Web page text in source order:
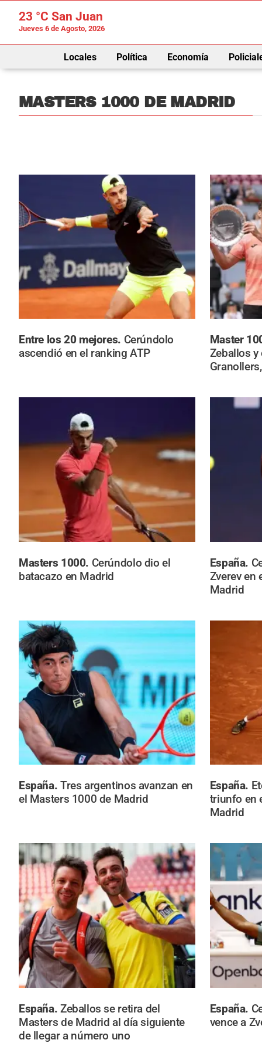
23 °C San Juan
Jueves 6 de Agosto, 2026
Locales Política Economía
MASTERS 1000 DE MADRID
Entre los 20 mejores. Cerúndolo
ascendió en el ranking ATP
Master
Zeballos
Masters 1000. Cerúndolo dio el
batacazo en Madrid
España.
Zverev en
Madrid
España. Tres argentinos avanzan en
el Masters 1000 de Madrid
España.
triunfo en
Madrid
España. Zeballos se retira del
Masters de Madrid al día siguiente
de llegar a número uno
España.
vence a